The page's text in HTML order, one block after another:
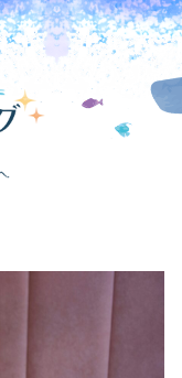
｜初心者でも質
践テクニック